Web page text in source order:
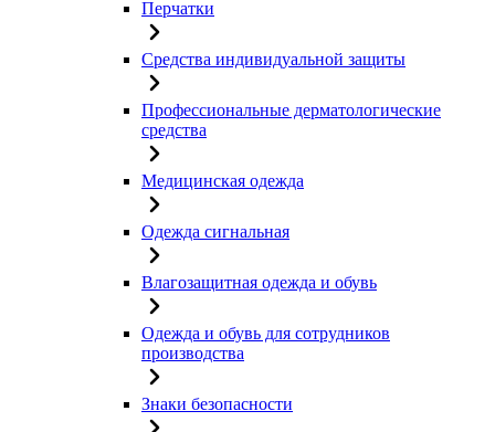
Перчатки
Средства индивидуальной защиты
Профессиональные дерматологические
средства
Медицинская одежда
Одежда сигнальная
Влагозащитная одежда и обувь
Одежда и обувь для сотрудников
производства
Знаки безопасности